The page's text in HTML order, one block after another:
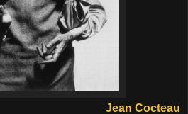
Jean Cocteau